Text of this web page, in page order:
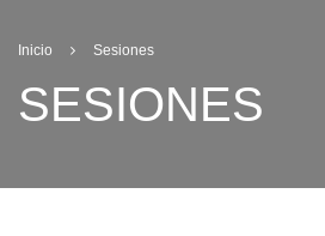
Inicio Sesiones
SESIONES